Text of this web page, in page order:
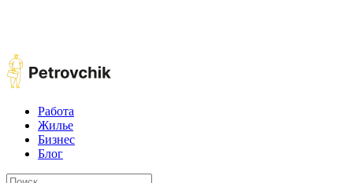
Работа
Жилье
Бизнес
Блог